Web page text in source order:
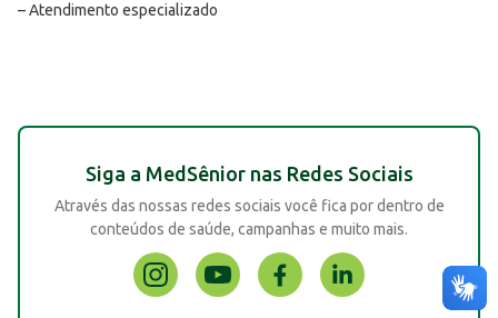
– Atendimento especializado
Siga a MedSênior nas Redes Sociais
Através das nossas redes sociais você fica por dentro de
conteúdos de saúde, campanhas e muito mais.